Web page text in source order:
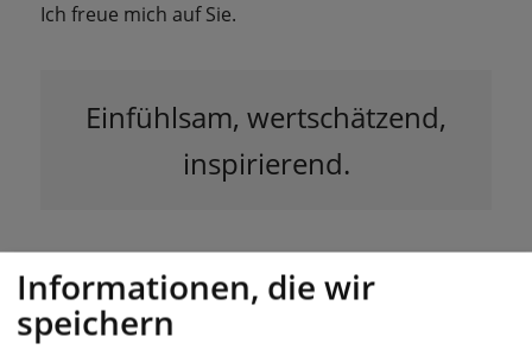
Ich freue mich auf Sie.
Einfühlsam, wertschätzend,
inspirierend.
Methoden
Gespräch, Aufstellungsarbeit, Hypnose/Trance,
Informationen, die wir
speichern